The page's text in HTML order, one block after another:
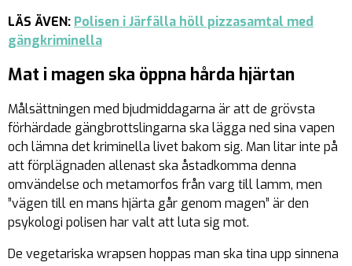
LÄS ÄVEN: Polisen i Järfälla höll pizzasamtal med
gängkriminella
Mat i magen ska öppna hårda hjärtan
Målsättningen med bjudmiddagarna är att de grövsta
förhärdade gängbrottslingarna ska lägga ned sina vapen
och lämna det kriminella livet bakom sig. Man litar inte på
att förplägnaden allenast ska åstadkomma denna
omvändelse och metamorfos från varg till lamm, men
”vägen till en mans hjärta går genom magen” är den
psykologi polisen har valt att luta sig mot.
De vegetariska wrapsen hoppas man ska tina upp sinnena